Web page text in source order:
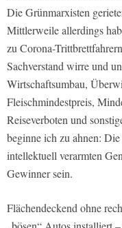
Die Grünmarxisten
Mittlerweile allerdings
zu Corona-
Sachverstand wirre und
Wirtschaftsumbau,
Fleischmindestpreis,
Reiseverboten und
beginne ich zu ahnen:
intellektuell verarmten
Gewinner sein.
Flächendeckend ohne